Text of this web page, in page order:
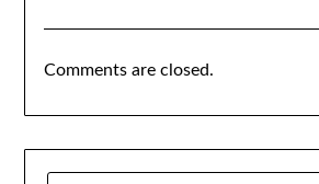
Comments are closed.